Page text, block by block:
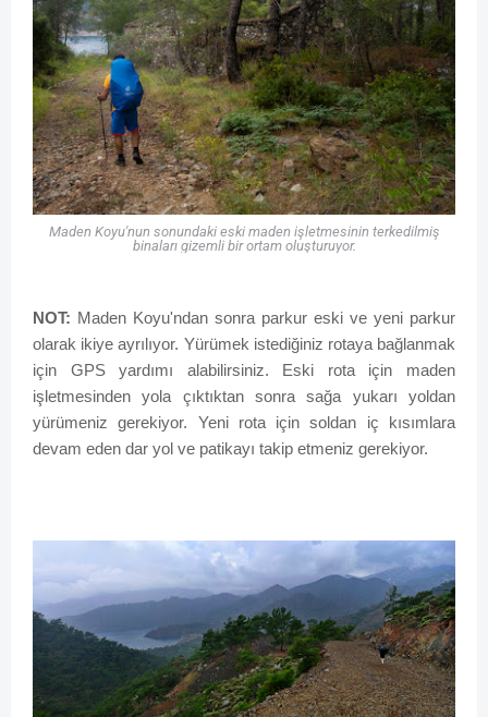
Maden Koyu'nun sonundaki eski maden işletmesinin terkedilmiş
binaları gizemli bir ortam oluşturuyor.
NOT: Maden Koyu'ndan sonra parkur eski ve yeni parkur
olarak ikiye ayrılıyor. Yürümek istediğiniz rotaya bağlanmak
için GPS yardımı alabilirsiniz. Eski rota için maden
işletmesinden yola çıktıktan sonra sağa yukarı yoldan
yürümeniz gerekiyor. Yeni rota için soldan iç kısımlara
devam eden dar yol ve patikayı takip etmeniz gerekiyor.